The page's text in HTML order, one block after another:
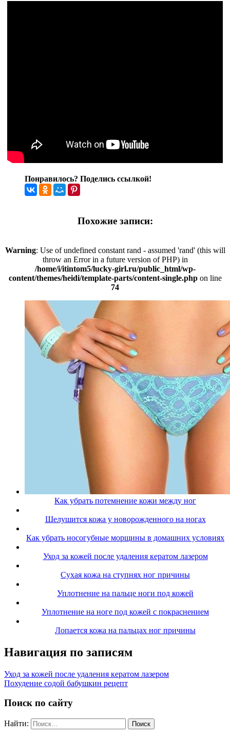
Понравилось? Поделись ссылкой!
Похожие записи:
Warning: Use of undefined constant rand - assumed 'rand' (this will
throw an Error in a future version of PHP) in
/home/i/itintom5/lucky-girl.ru/public_html/wp-
content/themes/heidi/template-parts/content-single.phpon line
74
Как убрать потемнение кожи между ног
Шелушится кожа у новорожденного на ногах
Как убрать носогубные морщины в домашних условиях
Уход за кожей после удаления кератом лазером
Сухая кожа на ступнях ног причины
Уплотнение на пальце ноги под кожей
Уплотнение на ноге под кожей с покраснением
Лопается кожа на пальцах ног причины
Навигация по записям
Уход за кожей после удаления кератом лазером
Похудение содой бабушкин рецепт
Поиск по сайту
Найти: